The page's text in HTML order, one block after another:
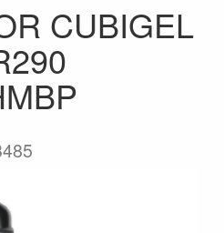
CUBIGEL